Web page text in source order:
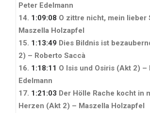
Peter Edelmann
14. 1:09:08 O zittre nicht, mein lieber
Maszella Holzapfel
15. 1:13:49 Dies Bildnis ist
2) – Roberto Saccà
16. 1:18:11 O Isis und Osiris (Akt 2) –
Edelmann
17. 1:21:03 Der Hölle Rache kocht in
Herzen (Akt 2) – Maszella Holzapfel